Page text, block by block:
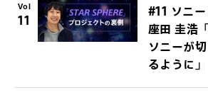
Vol
11
#11 ソニ
座田 圭浩
ソニーが
るように」